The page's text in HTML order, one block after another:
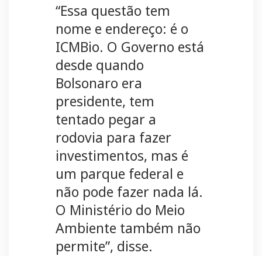
“Essa questão tem
nome e endereço: é o
ICMBio. O Governo está
desde quando
Bolsonaro era
presidente, tem
tentado pegar a
rodovia para fazer
investimentos, mas é
um parque federal e
não pode fazer nada lá.
O Ministério do Meio
Ambiente também não
permite”, disse.